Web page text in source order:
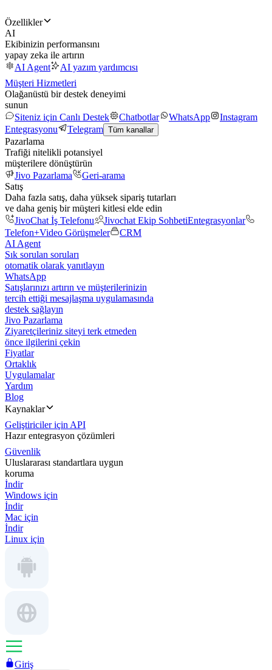
Özellikler
AI
Ekibinizin performansını
yapay zeka ile artırın
AI Agent
AI yazım yardımcısı
Müşteri Hizmetleri
Olağanüstü bir destek deneyimi
sunun
Siteniz için Canlı Destek
Chatbotlar WhatsApp
Instagram
Entegrasyonu
Telegram Tüm kanallar
Pazarlama
Trafiği nitelikli potansiyel
müşterilere dönüştürün
Jivo Pazarlama
Geri-arama
Satış
Daha fazla satış, daha yüksek sipariş tutarları
ve daha geniş bir müşteri kitlesi elde edin
JivoChat İş Telefonu
Jivochat Ekip SohbetiEntegrasyonlar
Telefon+Video Görüşmeler
CRM
AI Agent
Sık sorulan soruları
otomatik olarak yanıtlayın
WhatsApp
Satışlarınızı artırın ve müşterilerinizin
tercih ettiği mesajlaşma uygulamasında
destek sağlayın
Jivo Pazarlama
Ziyaretçileriniz siteyi terk etmeden
önce ilgilerini çekin
Fiyatlar
Ortaklık
Uygulamalar
Yardım
Blog
Kaynaklar
Geliştiriciler için API
Hazır entegrasyon çözümleri
Güvenlik
Uluslararası standartlara uygun
koruma
İndir
Windows için
İndir
Mac için
İndir
Linux için
Giriş